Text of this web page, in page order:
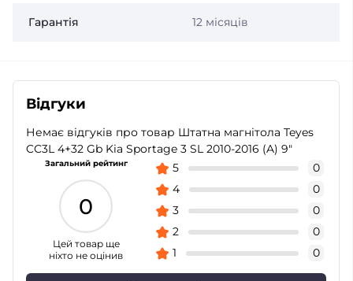
Гарантія 12 місяців
Відгуки
Немає відгуків про товар Штатна магнітола Teyes
CC3L 4+32 Gb Kia Sportage 3 SL 2010-2016 (A) 9"
Загальний рейтинг
0
Цей товар ще
ніхто не оцінив
5
0
4
0
3
0
2
0
1
0